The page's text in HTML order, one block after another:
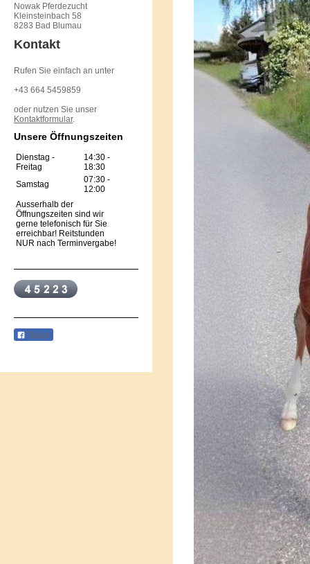
Nowak Pferdezucht
Kleinsteinbach 58
8283 Bad Blumau
Kontakt
Rufen Sie einfach an unter
+43 664 5459859
oder nutzen Sie unser
Kontaktformular.
Unsere Öffnungszeiten
Dienstag -
Freitag
14:30 -
18:30
Samstag
07:30 -
12:00
Ausserhalb der
Öffnungszeiten sind wir
gerne telefonisch für Sie
erreichbar! Reitstunden
NUR nach Terminvergabe!
Teilen